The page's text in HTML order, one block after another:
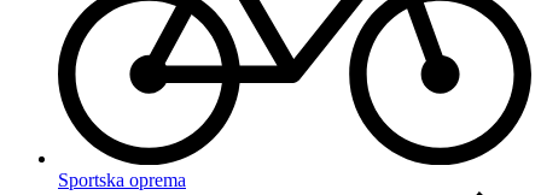
Sportska oprema